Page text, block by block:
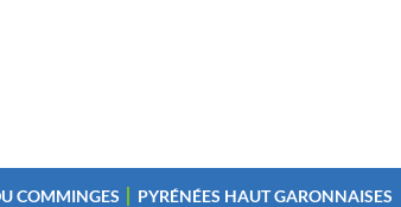
COMMINGES PYRÉNÉES HAUT GARONNAISES